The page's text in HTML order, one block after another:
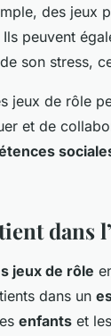
des jeux
peuvent
son stress,
jeux de rôle
et de
dans
jeux de rôle
dans un
enfants et les